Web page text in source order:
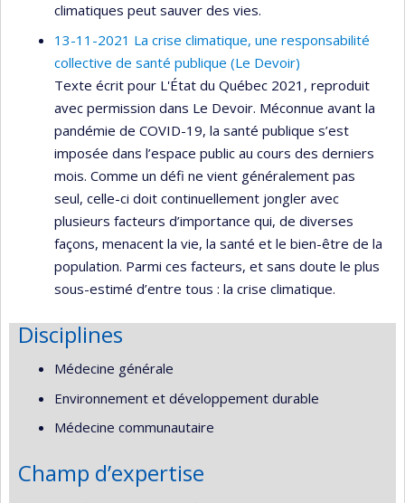
climatiques peut sauver des vies.
13-11-2021 La crise climatique, une responsabilité
collective de santé publique (Le Devoir)
Texte écrit pour L'État du Québec 2021, reproduit
avec permission dans Le Devoir. Méconnue avant la
pandémie de COVID-19, la santé publique s’est
imposée dans l’espace public au cours des derniers
mois. Comme un défi ne vient généralement pas
seul, celle-ci doit continuellement jongler avec
plusieurs facteurs d’importance qui, de diverses
façons, menacent la vie, la santé et le bien-être de la
population. Parmi ces facteurs, et sans doute le plus
sous-estimé d’entre tous : la crise climatique.
Disciplines
Médecine générale
Environnement et développement durable
Médecine communautaire
Champ d’expertise